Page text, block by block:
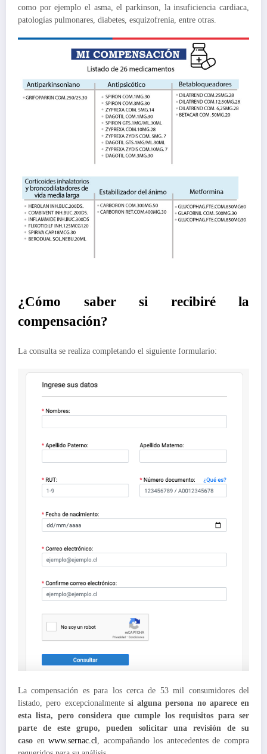
como por ejemplo el asma, el parkinson, la insuficiencia cardiaca,
patologías pulmonares, diabetes, esquizofrenia, entre otras.
¿Cómo saber si recibiré la
compensación?
La consulta se realiza completando el siguiente formulario:
La compensación es para los cerca de 53 mil consumidores del
listado, pero excepcionalmente si alguna persona no aparece en
esta lista, pero considera que cumple los requisitos para ser
parte de este grupo, pueden solicitar una revisión de su
caso enwww.sernac.cl, acompañando los antecedentes de compra